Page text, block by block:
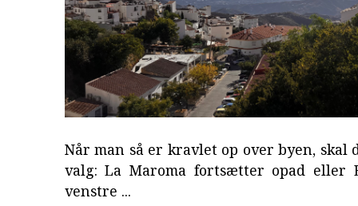
Når man så er kravlet op over byen, skal
valg: La Maroma fortsætter opad eller
venstre ...